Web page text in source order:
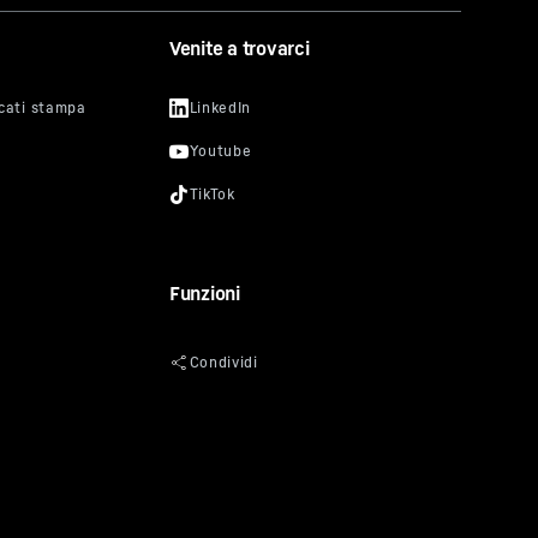
IP
da
Venite a trovarci
Funzioni